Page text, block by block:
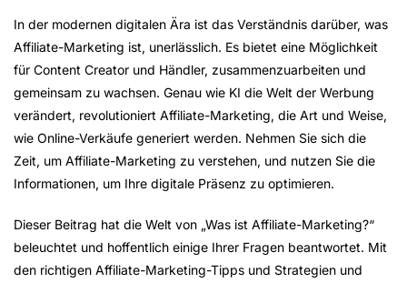
In der modernen digitalen Ära ist das Verständnis darüber, was
Affiliate-Marketing ist, unerlässlich. Es bietet eine Möglichkeit
für Content Creator und Händler, zusammenzuarbeiten und
gemeinsam zu wachsen. Genau wie KI die Welt der Werbung
verändert, revolutioniert Affiliate-Marketing, die Art und Weise,
wie Online-Verkäufe generiert werden. Nehmen Sie sich die
Zeit, um Affiliate-Marketing zu verstehen, und nutzen Sie die
Informationen, um Ihre digitale Präsenz zu optimieren.
Dieser Beitrag hat die Welt von „Was ist Affiliate-Marketing?“
beleuchtet und hoffentlich einige Ihrer Fragen beantwortet. Mit
den richtigen Affiliate-Marketing-Tipps und Strategien und